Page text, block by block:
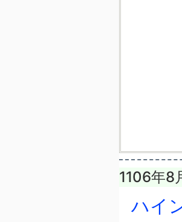
1106年8
ハイ